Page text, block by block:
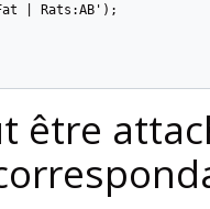
| Rats:AB');
être